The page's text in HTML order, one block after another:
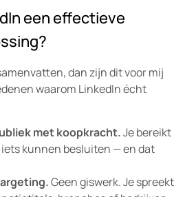
een effectieve
dan zijn dit voor mij
waarom LinkedIn écht
met koopkracht.Je bereikt
kunnen besluiten — en dat
Geen giswerk. Je spreekt